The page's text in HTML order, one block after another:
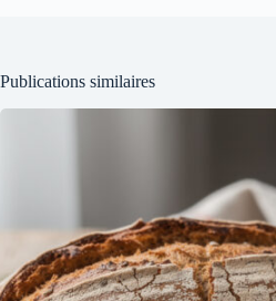
Publications similaires